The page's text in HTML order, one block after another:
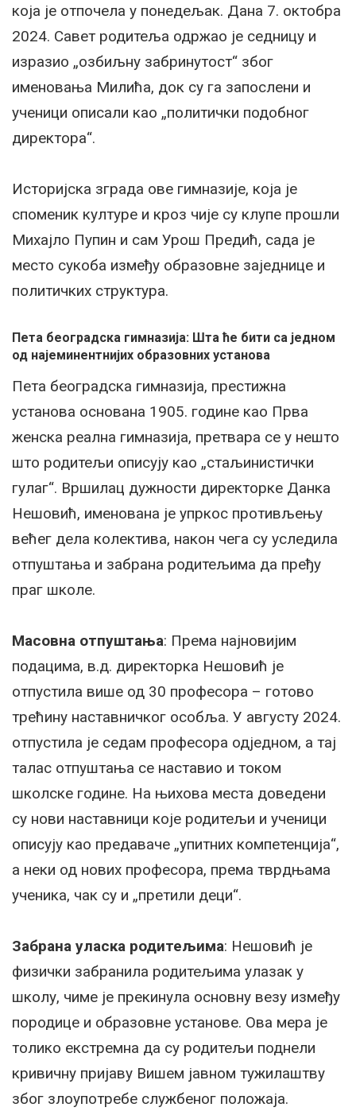
која је отпочела у понедељак. Дана 7. октобра
2024. Савет родитеља одржао је седницу и
изразио „озбиљну забринутост“ због
именовања Милића, док су га запослени и
ученици описали као „политички подобног
директора“.
Историјска зграда ове гимназије, која је
споменик културе и кроз чије су клупе прошли
Михајло Пупин и сам Урош Предић, сада је
место сукоба између образовне заједнице и
политичких структура.
Пета београдска гимназија: Шта ће бити са једном
од најеминентнијих образовних установа
Пета београдска гимназија, престижна
установа основана 1905. године као Прва
женска реална гимназија, претвара се у нешто
што родитељи описују као „стаљинистички
гулаг“. Вршилац дужности директорке Данка
Нешовић, именована је упркос противљењу
већег дела колектива, након чега су уследила
отпуштања и забрана родитељима да пређу
праг школе.
Масовна отпуштања: Према најновијим
подацима, в.д. директорка Нешовић је
отпустила више од 30 професора – готово
трећину наставничког особља. У августу 2024.
отпустила је седам професора одједном, а тај
талас отпуштања се наставио и током
школске године. На њихова места доведени
су нови наставници које родитељи и ученици
описују као предаваче „упитних компетенција“,
а неки од нових професора, према тврдњама
ученика, чак су и „претили деци“.
Забрана уласка родитељима: Нешовић је
физички забранила родитељима улазак у
школу, чиме је прекинула основну везу између
породице и образовне установе. Ова мера је
толико екстремна да су родитељи поднели
кривичну пријаву Вишем јавном тужилаштву
због злоупотребе службеног положаја.